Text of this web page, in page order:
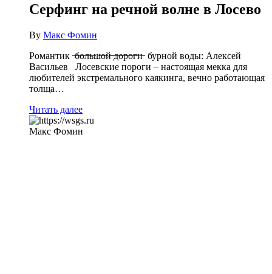
Серфинг на речной волне в Лосево
By Макс Фомин
Романтик ̶б̶о̶л̶ь̶ш̶о̶й̶ ̶д̶о̶р̶о̶г̶и̶ бурной воды: Алексей
Васильев Лосевские пороги – настоящая мекка для
любителей экстремального каякинга, вечно работающая
толща…
Читать далее
Макс Фомин